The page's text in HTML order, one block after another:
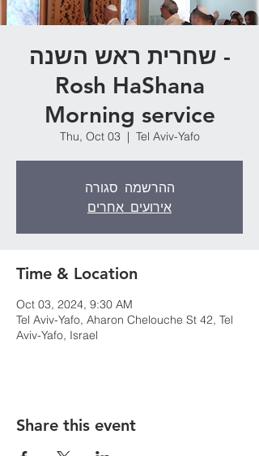
שחרית ראש השנה -
Rosh HaShana
Morning service
Thu, Oct 03
  |
Tel Aviv-Yafo
ההרשמה סגורה
אירועים אחרים
Time & Location
Oct 03, 2024, 9:30 AM
Tel Aviv-Yafo, Aharon Chelouche St 42, Tel
Aviv-Yafo, Israel
Share this event